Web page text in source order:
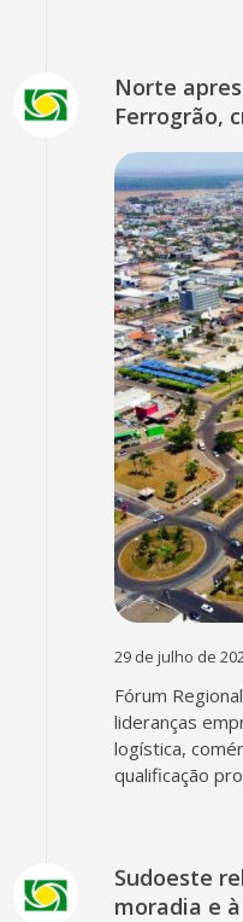
Norte
Ferrogrão,
29 de julho de
Fórum
lideranças
logística,
qualificação
Sudoeste
moradia e